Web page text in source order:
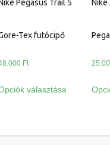
Pegasus Trail 5
Tex futócipő
Ft
választása
a
variációja
Nike